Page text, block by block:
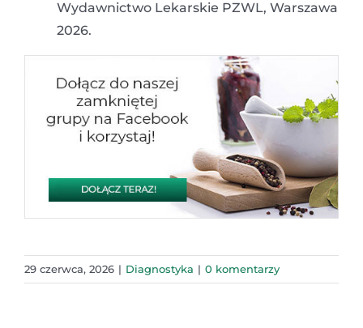
Wydawnictwo Lekarskie PZWL, Warszawa
2026.
29 czerwca, 2026 | Diagnostyka | 0 komentarzy